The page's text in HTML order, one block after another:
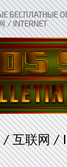
БЕСПЛАТНЫЕ
/ INTERNET
互联网 /